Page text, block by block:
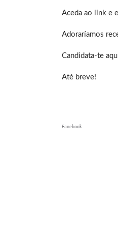
Aceda ao link e
Adoraríamos
Candidata-te
Até breve!
Facebook